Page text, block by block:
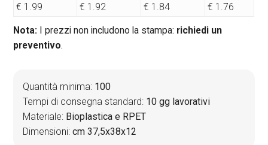
€ 1.99
€ 1.92 € 1.84 € 1.76
Nota: I prezzi non includono la stampa: richiedi un
preventivo.
Quantità minima: 100
Tempi di consegna standard: 10 gg lavorativi
Materiale: Bioplastica e RPET
Dimensioni:cm 37,5x38x12